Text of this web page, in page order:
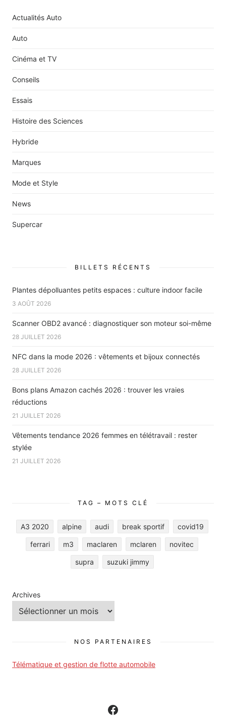
Actualités Auto
Auto
Cinéma et TV
Conseils
Essais
Histoire des Sciences
Hybride
Marques
Mode et Style
News
Supercar
BILLETS RÉCENTS
Plantes dépolluantes petits espaces : culture indoor facile
3 AOÛT 2026
Scanner OBD2 avancé : diagnostiquer son moteur soi-même
28 JUILLET 2026
NFC dans la mode 2026 : vêtements et bijoux connectés
28 JUILLET 2026
Bons plans Amazon cachés 2026 : trouver les vraies
réductions
21 JUILLET 2026
Vêtements tendance 2026 femmes en télétravail : rester
stylée
21 JUILLET 2026
TAG – MOTS CLÉ
A3 2020 alpine audi break sportif covid19
ferrari m3 maclaren mclaren novitec
supra suzuki jimmy
Archives
NOS PARTENAIRES
Télématique et gestion de flotte automobile